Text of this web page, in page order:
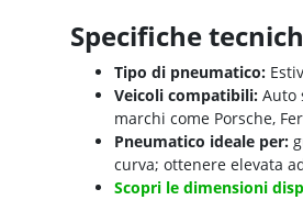
Specifiche
Tipo di pneumatico:
Veicoli compatibili: Auto
marchi come Porsche,
Pneumatico ideale per:
curva; ottenere elevata
Scopri le dimensioni